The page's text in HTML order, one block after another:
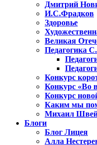
Дмитрий
И.С.Фрадков
Здоровье
Великая
Педагогика
Конкурс
Конкурс «Во
Конкурс
Каким мы
Михаил
Блоги
Блог Лицея
Алла